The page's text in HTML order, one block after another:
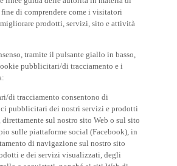
di comprendere come i visitatori
prodotti, servizi, sito e attività
pubblicitari/di tracciamento e i
pubblicitari dei nostri servizi e prodotti
sul nostro sito Web o sul sito
sulle piattaforme social (Facebook), in
di navigazione sul nostro sito
e dei servizi visualizzati, degli
e acquistati, nonché ai siti Web di